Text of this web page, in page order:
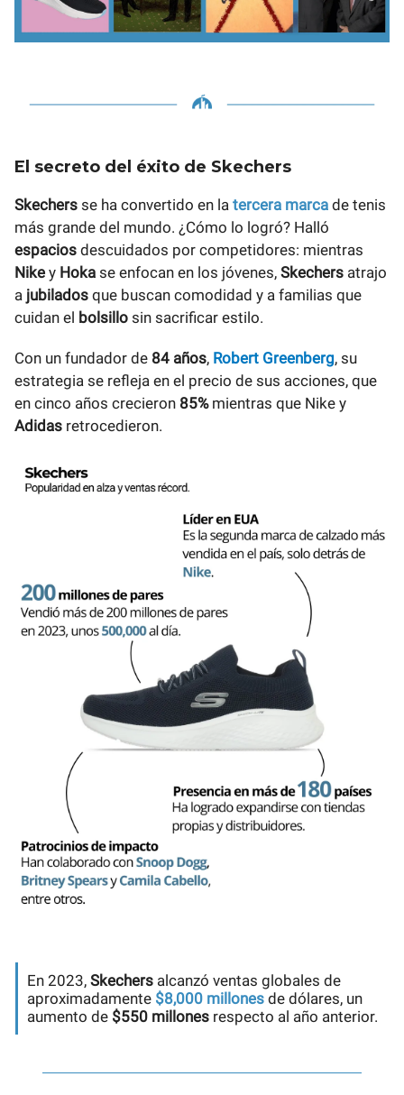
El secreto del éxito de Skechers
Skechers se ha convertido en la tercera marca de tenis
más grande del mundo. ¿Cómo lo logró? Halló
espacios descuidados por competidores: mientras
Nike y Hoka se enfocan en los jóvenes, Skechers atrajo
a jubilados que buscan comodidad y a familias que
cuidan el bolsillo sin sacrificar estilo.
Con un fundador de 84 años, Robert Greenberg, su
estrategia se refleja en el precio de sus acciones, que
en cinco años crecieron 85%mientras que Nike y
Adidas retrocedieron.
En 2023, Skechers alcanzó ventas globales de
aproximadamente $8,000 millones de dólares, un
aumento de $550 millones respecto al año anterior.